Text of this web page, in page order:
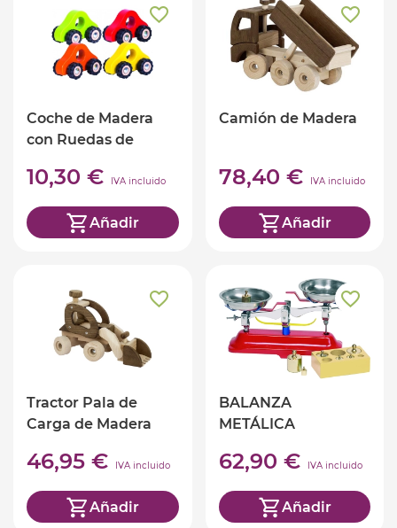
Coche de Madera
con Ruedas de
10,30 € IVA incluido
Añadir
Camión de Madera
78,40 € IVA incluido
Añadir
Tractor Pala de
Carga de Madera
46,95 € IVA incluido
Añadir
BALANZA
METÁLICA
62,90 € IVA incluido
Añadir